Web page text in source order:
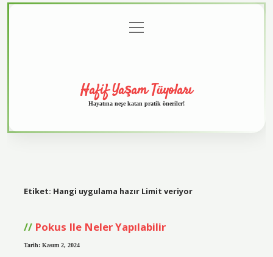
menüyü
aç
Hafif Yaşam Tüyoları
Hayatına neşe katan pratik öneriler!
Etiket: Hangi uygulama hazır Limit veriyor
Pokus Ile Neler Yapılabilir
Tarih: Kasım 2, 2024